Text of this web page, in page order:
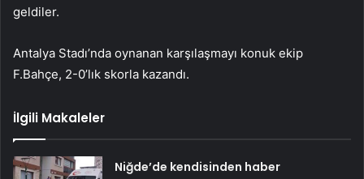
geldiler.
Antalya Stadı’nda oynanan karşılaşmayı konuk ekip
F.Bahçe, 2-0’lık skorla kazandı.
İlgili Makaleler
Niğde’de kendisinden haber